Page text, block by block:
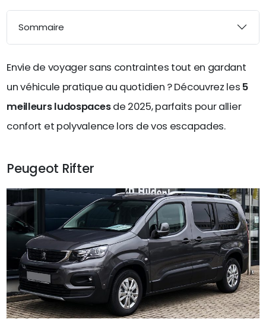
Sommaire
Envie de voyager sans contraintes tout en gardant
un véhicule pratique au quotidien ? Découvrez les 5
meilleurs ludospacesde 2025, parfaits pour allier
confort et polyvalence lors de vos escapades.
Peugeot Rifter